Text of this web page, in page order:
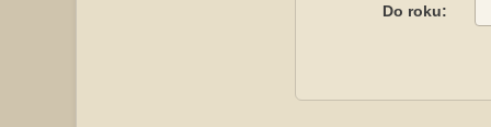
Do roku: